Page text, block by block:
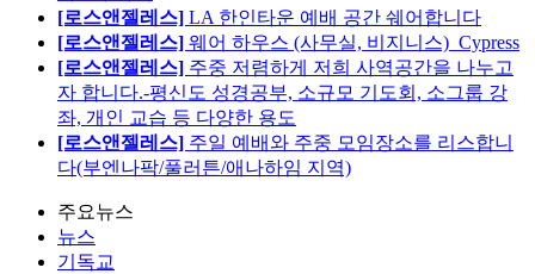
[로스앤젤레스] LA 한인타운 예배 공간 쉐어합니다
[로스앤젤레스] 웨어 하우스 (사무실, 비지니스)_Cypress
[로스앤젤레스] 주중 저렴하게 저희 사역공간을 나누고
자 합니다.-평신도 성경공부, 소규모 기도회, 소그룹 강
좌, 개인 교습 등 다양한 용도
[로스앤젤레스] 주일 예배와 주중 모임장소를 리스합니
다(부엔나팍/풀러튼/애나하임 지역)
주요뉴스
뉴스
기독교